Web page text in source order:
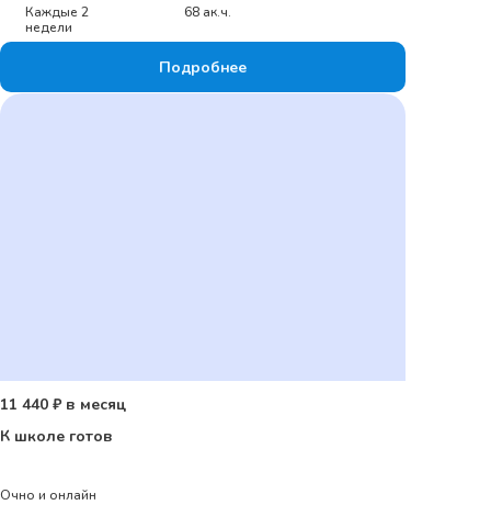
Подробнее
68 ак.ч.
Каждые 2
недели
Очно и онлайн
11 440 ₽ в месяц
К школе готов